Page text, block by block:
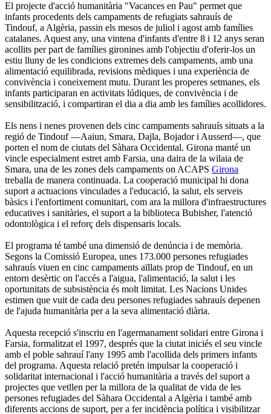
El projecte d'acció humanitària "Vacances en Pau" permet que
infants procedents dels campaments de refugiats sahrauís de
Tindouf, a Algèria, passin els mesos de juliol i agost amb famílies
catalanes. Aquest any, una vintena d'infants d'entre 8 i 12 anys seran
acollits per part de famílies gironines amb l'objectiu d'oferir-los un
estiu lluny de les condicions extremes dels campaments, amb una
alimentació equilibrada, revisions mèdiques i una experiència de
convivència i coneixement mutu. Durant les properes setmanes, els
infants participaran en activitats lúdiques, de convivència i de
sensibilització, i compartiran el dia a dia amb les famílies acollidores.
Els nens i nenes provenen dels cinc campaments sahrauís situats a la
regió de Tindouf —Aaiun, Smara, Dajla, Bojador i Ausserd—, que
porten el nom de ciutats del Sàhara Occidental. Girona manté un
vincle especialment estret amb Farsia, una daira de la wilaia de
Smara, una de les zones dels campaments on ACAPS Girona
treballa de manera continuada. La cooperació municipal hi dona
suport a actuacions vinculades a l'educació, la salut, els serveis
bàsics i l'enfortiment comunitari, com ara la millora d'infraestructures
educatives i sanitàries, el suport a la biblioteca Bubisher, l'atenció
odontològica i el reforç dels dispensaris locals.
El programa té també una dimensió de denúncia i de memòria.
Segons la Comissió Europea, unes 173.000 persones refugiades
sahrauís viuen en cinc campaments aïllats prop de Tindouf, en un
entorn desèrtic on l'accés a l'aigua, l'alimentació, la salut i les
oportunitats de subsistència és molt limitat. Les Nacions Unides
estimen que vuit de cada deu persones refugiades sahrauís depenen
de l'ajuda humanitària per a la seva alimentació diària.
Aquesta recepció s'inscriu en l'agermanament solidari entre Girona i
Farsia, formalitzat el 1997, després que la ciutat iniciés el seu vincle
amb el poble sahrauí l'any 1995 amb l'acollida dels primers infants
del programa. Aquesta relació pretén impulsar la cooperació i
solidaritat internacional i l'acció humanitària a través del suport a
projectes que vetllen per la millora de la qualitat de vida de les
persones refugiades del Sàhara Occidental a Algèria i també amb
diferents accions de suport, per a fer incidència política i visibilitzar